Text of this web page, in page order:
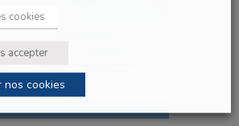
cookies
accepter
nos cookies